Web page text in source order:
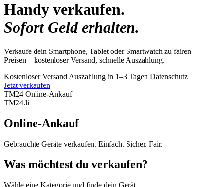
Handy verkaufen.
Sofort Geld erhalten.
Verkaufe dein Smartphone, Tablet oder Smartwatch zu fairen
Preisen – kostenloser Versand, schnelle Auszahlung.
Kostenloser Versand Auszahlung in 1–3 Tagen Datenschutz
Jetzt verkaufen
TM24 Online-Ankauf
TM24.li
Online-Ankauf
Gebrauchte Geräte verkaufen. Einfach. Sicher. Fair.
Was möchtest du verkaufen?
Wähle eine Kategorie und finde dein Gerät